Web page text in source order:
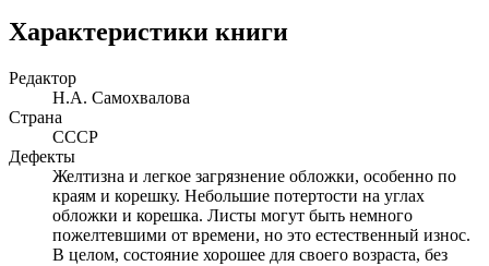
Характеристики книги
Редактор
Н.А. Самохвалова
Страна
СССР
Дефекты
Желтизна и легкое загрязнение обложки, особенно по
краям и корешку. Небольшие потертости на углах
обложки и корешка. Листы могут быть немного
пожелтевшими от времени, но это естественный износ.
В целом, состояние хорошее для своего возраста, без